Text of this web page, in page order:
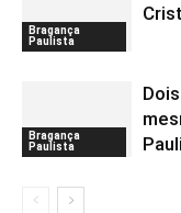
Bragança
Paulista
Bragança
Paulista